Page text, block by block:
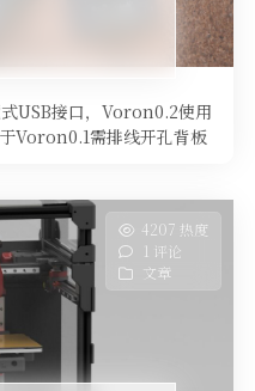
USB接口，Voron0.2使用
Voron0.1需排线开孔背板
4207 热度
1 评论
文章